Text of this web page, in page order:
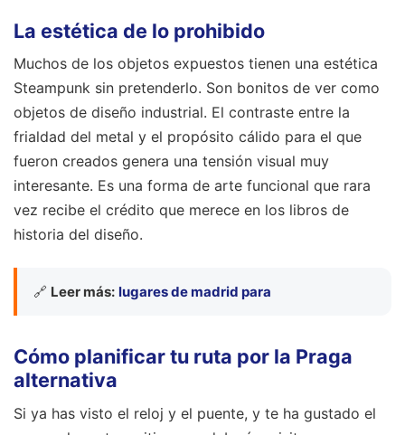
La estética de lo prohibido
Muchos de los objetos expuestos tienen una estética
Steampunk sin pretenderlo. Son bonitos de ver como
objetos de diseño industrial. El contraste entre la
frialdad del metal y el propósito cálido para el que
fueron creados genera una tensión visual muy
interesante. Es una forma de arte funcional que rara
vez recibe el crédito que merece en los libros de
historia del diseño.
🔗 Leer más: lugares de madrid para
Cómo planificar tu ruta por la Praga
alternativa
Si ya has visto el reloj y el puente, y te ha gustado el